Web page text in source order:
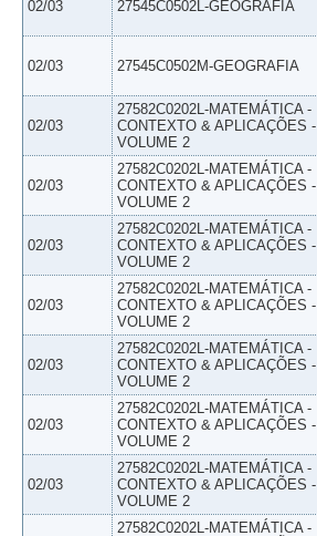
02/03 27545C0502L-GEOGRAFIA
02/03 27545C0502M-GEOGRAFIA
02/03
27582C0202L-MATEMÁTICA -
CONTEXTO & APLICAÇÕES -
VOLUME 2
02/03
27582C0202L-MATEMÁTICA -
CONTEXTO & APLICAÇÕES -
VOLUME 2
02/03
27582C0202L-MATEMÁTICA -
CONTEXTO & APLICAÇÕES -
VOLUME 2
02/03
27582C0202L-MATEMÁTICA -
CONTEXTO & APLICAÇÕES -
VOLUME 2
02/03
27582C0202L-MATEMÁTICA -
CONTEXTO & APLICAÇÕES -
VOLUME 2
02/03
27582C0202L-MATEMÁTICA -
CONTEXTO & APLICAÇÕES -
VOLUME 2
02/03
27582C0202L-MATEMÁTICA -
CONTEXTO & APLICAÇÕES -
VOLUME 2
27582C0202L-MATEMÁTICA -